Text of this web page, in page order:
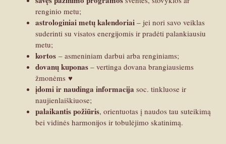
renginio metu;
astrologiniai metų kalendoriai – jei nori savo veiklas
suderinti su visatos energijomis ir pradėti palankiausiu
metu;
kortos – asmeniniam darbui arba renginiams;
dovanų kuponas – vertinga dovana brangiausiems
žmonėms ♥︎
įdomi ir naudinga informacija soc. tinkluose ir
naujienlaiškiuose;
palaikantis požiūris, orientuotas į naudos tau suteikimą
bei vidinės harmonijos ir tobulėjimo skatinimą.